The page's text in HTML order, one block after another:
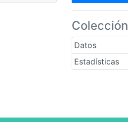
Colección
Datos
Estadísticas